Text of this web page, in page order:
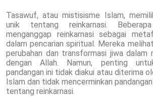
Tasawuf, atau mistisisme Islam,
unik tentang reinkarnasi.
menganggap reinkarnasi sebagai
dalam pencarian spiritual. Mereka
perubahan dan transformasi jiwa dalam
dengan Allah. Namun, penting
pandangan ini tidak diakui atau diterima
Islam dan tidak mencerminkan
tentang reinkarnasi.